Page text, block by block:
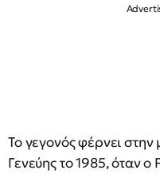
Το γεγονός φέρνει
Γενεύης το 1985, όταν ο